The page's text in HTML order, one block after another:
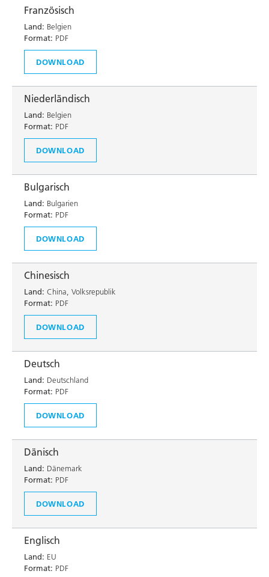
Französisch
Land: Belgien
Format: PDF
DOWNLOAD
Niederländisch
Land: Belgien
Format: PDF
DOWNLOAD
Bulgarisch
Land: Bulgarien
Format: PDF
DOWNLOAD
Chinesisch
Land: China, Volksrepublik
Format: PDF
DOWNLOAD
Deutsch
Land: Deutschland
Format: PDF
DOWNLOAD
Dänisch
Land: Dänemark
Format: PDF
DOWNLOAD
Englisch
Land: EU
Format: PDF